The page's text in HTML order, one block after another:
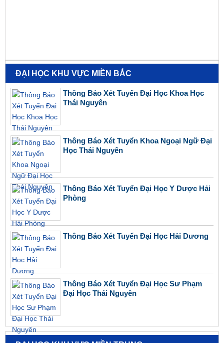
ĐẠI HỌC KHU VỰC MIỀN BẮC
Thông Báo Xét Tuyển Đại Học Khoa Học
Thái Nguyên
Thông Báo Xét Tuyển Khoa Ngoại Ngữ Đại
Học Thái Nguyên
Thông Báo Xét Tuyển Đại Học Y Dược Hải
Phòng
Thông Báo Xét Tuyển Đại Học Hải Dương
Thông Báo Xét Tuyển Đại Học Sư Phạm
Đại Học Thái Nguyên